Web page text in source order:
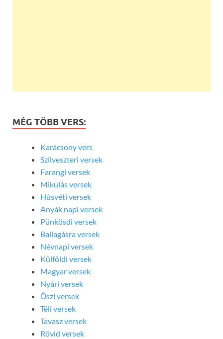
MÉG TÖBB VERS:
Karácsony vers
Szilveszteri versek
Farangi versek
Mikulás versek
Húsvéti versek
Anyák napi versek
Pünkösdi versek
Ballagásra versek
Névnapi versek
Külföldi versek
Magyar versek
Nyári versek
Őszi versek
Téli versek
Tavasz versek
Rövid versek